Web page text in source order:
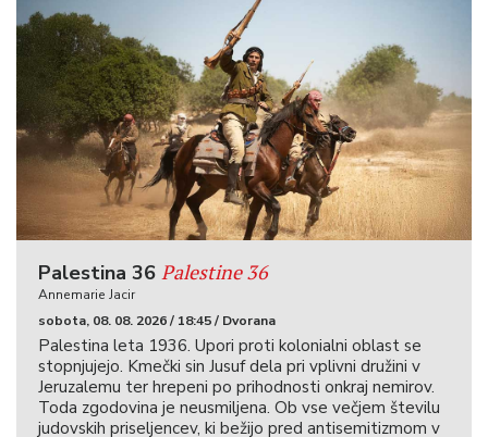
Palestina 36 Palestine 36
Annemarie Jacir
sobota, 08. 08. 2026 / 18:45 / Dvorana
Palestina leta 1936. Upori proti kolonialni oblast se
stopnjujejo. Kmečki sin Jusuf dela pri vplivni družini v
Jeruzalemu ter hrepeni po prihodnosti onkraj nemirov.
Toda zgodovina je neusmiljena. Ob vse večjem številu
judovskih priseljencev, ki bežijo pred antisemitizmom v